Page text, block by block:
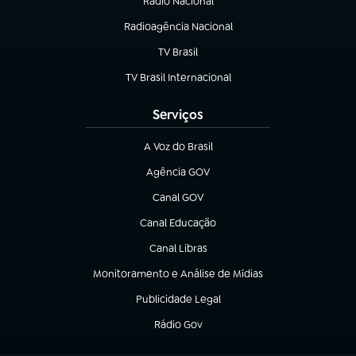
Radioagência Nacional
(abre em nova aba)
TV Brasil
(abre em nova aba)
TV Brasil Internacional
(abre em nova aba)
Serviços
A Voz do Brasil
(abre em nova aba)
Agência GOV
(abre em nova aba)
Canal GOV
(abre em nova aba)
Canal Educação
(abre em nova aba)
Canal Libras
(abre em nova aba)
Monitoramento e Análise de Mídias
(abre em nova aba)
Publicidade Legal
(abre em nova aba)
Rádio Gov
(abre em nova aba)